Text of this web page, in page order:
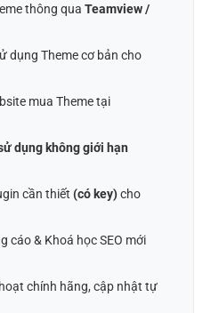
thông qua Teamview /
dụng Theme cơ bản cho
mua Theme tại
dụng không giới hạn
cần thiết (có key)cho
cáo & Khoá học SEO mới
chính hãng, cập nhật tự